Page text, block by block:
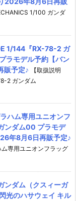
1/100 ガンダ
1/144『RX-78-2 ガ
ラモデル予約【バン
販予定♪
【取扱説明
2 ガンダム
ハム専用ユニオンフ
ンダム00 プラモデ
年8月6日再販予定♪
ム専用ユニオンフラッグ
ンダム（クスィーガ
光のハサウェイ キル